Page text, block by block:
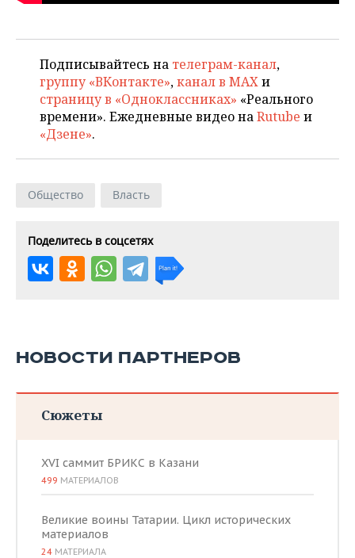
ХОККЕЙ С МЯЧОМ
ПРОИСШЕСТВИЯ
Подписывайтесь на телеграм-канал,
группу «ВКонтакте»,канал в MAXи
страницу в «Одноклассниках» «Реального
времени». Ежедневные видео наRutube и
«Дзене».
Общество Власть
Поделитесь в соцсетях
НОВОСТИ ПАРТНЕРОВ
Сюжеты
XVI саммит БРИКС в Казани
499 МАТЕРИАЛОВ
Великие воины Татарии. Цикл исторических
материалов
24 МАТЕРИАЛА